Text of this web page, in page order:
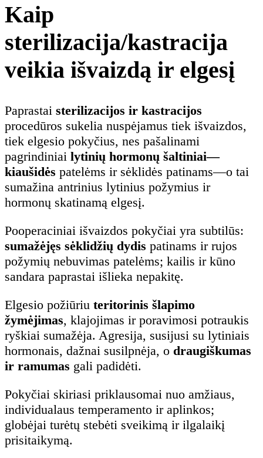
Kaip
sterilizacija/kastracija
veikia išvaizdą ir elgesį
Paprastai sterilizacijos ir kastracijos
procedūros sukelia nuspėjamus tiek išvaizdos,
tiek elgesio pokyčius, nes pašalinami
pagrindiniai lytinių hormonų šaltiniai—
kiaušidės patelėms ir sėklidės patinams—o tai
sumažina antrinius lytinius požymius ir
hormonų skatinamą elgesį.
Pooperaciniai išvaizdos pokyčiai yra subtilūs:
sumažėjęs sėklidžių dydis patinams ir rujos
požymių nebuvimas patelėms; kailis ir kūno
sandara paprastai išlieka nepakitę.
Elgesio požiūriu teritorinis šlapimo
žymėjimas, klajojimas ir poravimosi potraukis
ryškiai sumažėja. Agresija, susijusi su lytiniais
hormonais, dažnai susilpnėja, o draugiškumas
ir ramumas gali padidėti.
Pokyčiai skiriasi priklausomai nuo amžiaus,
individualaus temperamento ir aplinkos;
globėjai turėtų stebėti sveikimą ir ilgalaikį
prisitaikymą.